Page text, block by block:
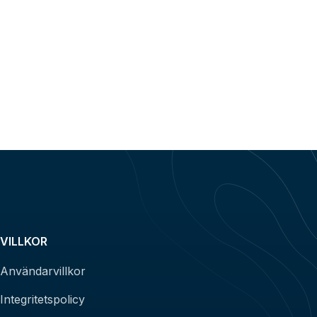
VILLKOR
Användarvillkor
Integritetspolicy